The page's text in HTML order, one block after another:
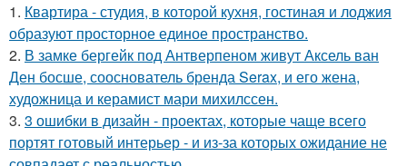
1. Квартира - студия, в которой кухня, гостиная и лоджия
образуют просторное единое пространство.
2. В замке бергейк под Антверпеном живут Аксель ван
Ден босше, сооснователь бренда Serax, и его жена,
художница и керамист мари михилссен.
3. 3 ошибки в дизайн - проектах, которые чаще всего
портят готовый интерьер - и из-за которых ожидание не